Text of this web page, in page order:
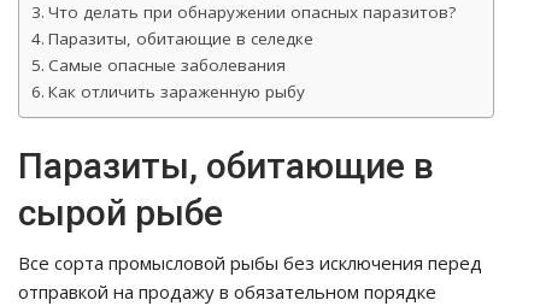
Что делать при обнаружении опасных паразитов?
Паразиты, обитающие в селедке
Самые опасные заболевания
Как отличить зараженную рыбу
Паразиты, обитающие в
сырой рыбе
Все сорта промысловой рыбы без исключения перед
отправкой на продажу в обязательном порядке